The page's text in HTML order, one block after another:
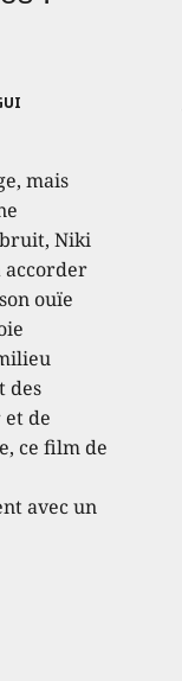
mais
Niki
accorder
ouïe
des
de
ce film de
avec un